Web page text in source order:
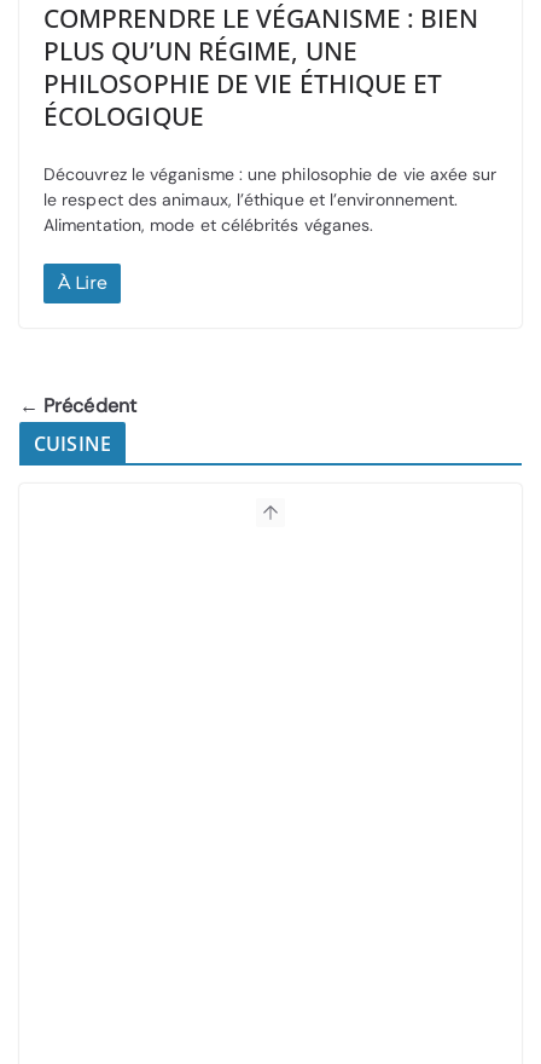
COMPRENDRE LE VÉGANISME : BIEN
PLUS QU’UN RÉGIME, UNE
PHILOSOPHIE DE VIE ÉTHIQUE ET
ÉCOLOGIQUE
Découvrez le véganisme : une philosophie de vie axée sur
le respect des animaux, l’éthique et l’environnement.
Alimentation, mode et célébrités véganes.
À Lire
← Précédent
CUISINE